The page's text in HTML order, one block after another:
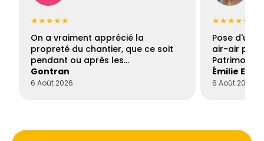
★★★★★
On a vraiment apprécié la
propreté du chantier, que ce soit
pendant ou après les…
Gontran
6 Août 2026
★★★★★
Pose d'une
air-air par
Patrimoine
Émilie
6 Août 2026